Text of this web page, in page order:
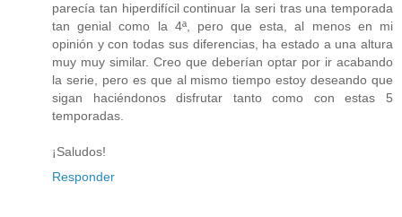
parecía tan hiperdifícil continuar la seri tras una temporada
tan genial como la 4ª, pero que esta, al menos en mi
opinión y con todas sus diferencias, ha estado a una altura
muy muy similar. Creo que deberían optar por ir acabando
la serie, pero es que al mismo tiempo estoy deseando que
sigan haciéndonos disfrutar tanto como con estas 5
temporadas.
¡Saludos!
Responder